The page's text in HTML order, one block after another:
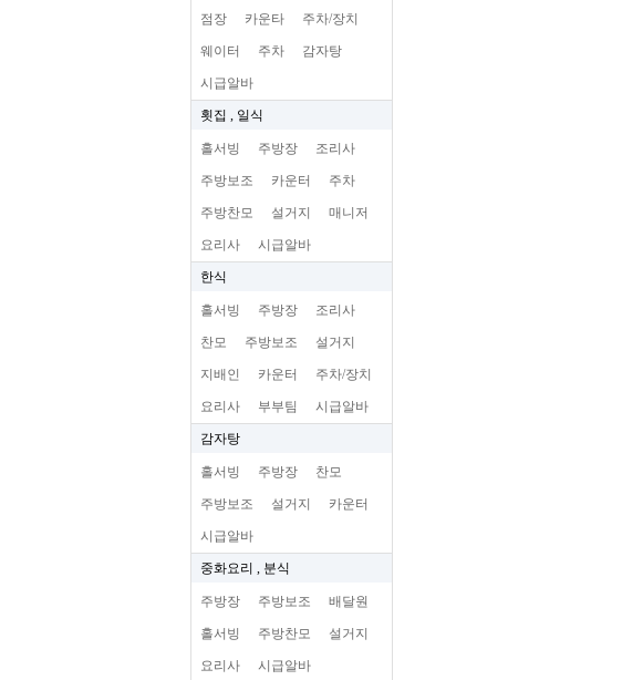
점장 카운타 주차/장치
웨이터 주차 감자탕
시급알바
횟집 , 일식
홀서빙 주방장 조리사
주방보조 카운터 주차
주방찬모 설거지 매니저
요리사 시급알바
한식
홀서빙 주방장 조리사
찬모 주방보조 설거지
지배인 카운터 주차/장치
요리사 부부팀 시급알바
감자탕
홀서빙 주방장 찬모
주방보조 설거지 카운터
시급알바
중화요리 , 분식
주방장 주방보조 배달원
홀서빙 주방찬모 설거지
요리사 시급알바